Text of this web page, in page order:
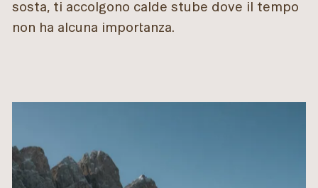
sosta, ti accolgono calde stube dove il tempo
non ha alcuna importanza.